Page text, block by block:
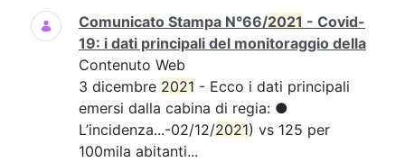
Ricerca
Comunicato Stampa N°66/2021 - Covid-
19: i dati principali del monitoraggio della
Contenuto Web
3 dicembre 2021 - Ecco i dati principali
emersi dalla cabina di regia: ●
L’incidenza...-02/12/2021) vs 125 per
100mila abitanti...